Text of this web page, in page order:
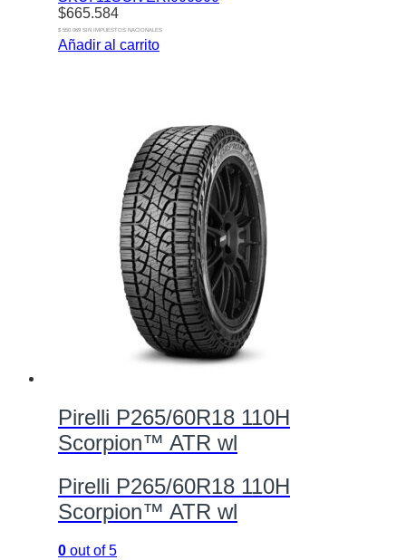
$665.584
$ 550.069 SIN IMPUESTOS NACIONALES
Añadir al carrito
Pirelli P265/60R18 110H
Scorpion™ ATR wl
Pirelli P265/60R18 110H
Scorpion™ ATR wl
0 out of 5